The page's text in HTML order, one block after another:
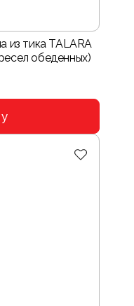
из тика TALARA
обеденных)